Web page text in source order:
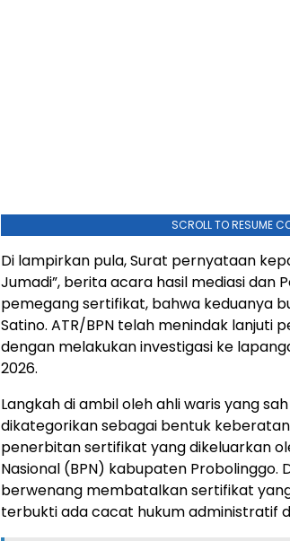
SCROLL TO RESUME
Di lampirkan pula, Surat pernyataan
Jumadi”, berita acara hasil mediasi dan
pemegang sertifikat, bahwa keduanya
Satino. ATR/BPN telah menindak lanjuti
dengan melakukan investigasi ke
2026.
Langkah di ambil oleh ahli waris yang
dikategorikan sebagai bentuk
penerbitan sertifikat yang dikeluarkan
Nasional (BPN) kabupaten Probolinggo.
berwenang membatalkan sertifikat
terbukti ada cacat hukum administratif